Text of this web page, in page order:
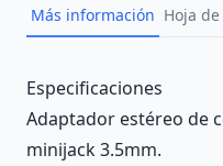
Más información Hoja
Description
Especificaciones
Adaptador estéreo de
minijack 3.5mm.